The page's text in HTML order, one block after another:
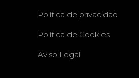
Política de privacidad
Política de Cookies
Aviso Legal